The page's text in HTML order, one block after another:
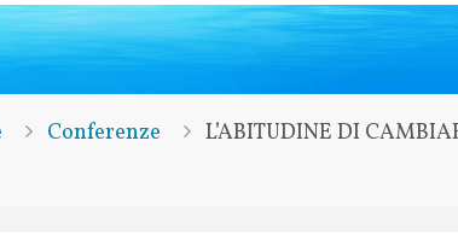
Conferenze
L’ABITUDINE DI